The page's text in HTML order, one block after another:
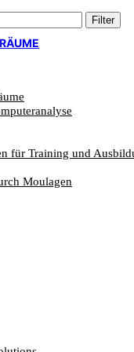
Filter
für Training und
Moulagen